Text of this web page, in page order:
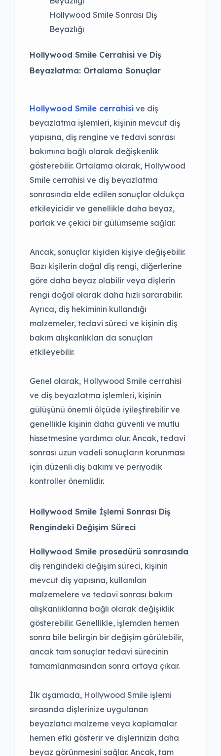
Hollywood Smile Sonrası Diş
Beyazlığı
Hollywood Smile Cerrahisi ve Diş
Beyazlatma: Ortalama Sonuçlar
Hollywood Smile cerrahisi ve diş
beyazlatma işlemleri, kişinin mevcut diş
yapısına, diş rengine ve tedavi sonrası
bakımına bağlı olarak değişkenlik
gösterebilir. Ortalama olarak, Hollywood
Smile cerrahisi ve diş beyazlatma
sonrasında elde edilen sonuçlar oldukça
etkileyicidir ve genellikle daha beyaz,
parlak ve çekici bir gülümseme sağlar.
Ancak, sonuçlar kişiden kişiye değişebilir.
Bazı kişilerin doğal diş rengi, diğerlerine
göre daha beyaz olabilir veya dişlerin
rengi doğal olarak daha hızlı sararabilir.
Ayrıca, diş hekiminin kullandığı
malzemeler, tedavi süreci ve kişinin diş
bakım alışkanlıkları da sonuçları
etkileyebilir.
Genel olarak, Hollywood Smile cerrahisi
ve diş beyazlatma işlemleri, kişinin
gülüşünü önemli ölçüde iyileştirebilir ve
genellikle kişinin daha güvenli ve mutlu
hissetmesine yardımcı olur. Ancak, tedavi
sonrası uzun vadeli sonuçların korunması
için düzenli diş bakımı ve periyodik
kontroller önemlidir.
Hollywood Smile İşlemi Sonrası Diş
Rengindeki Değişim Süreci
Hollywood Smile prosedürü sonrasında
diş rengindeki değişim süreci, kişinin
mevcut diş yapısına, kullanılan
malzemelere ve tedavi sonrası bakım
alışkanlıklarına bağlı olarak değişiklik
gösterebilir. Genellikle, işlemden hemen
sonra bile belirgin bir değişim görülebilir,
ancak tam sonuçlar tedavi sürecinin
tamamlanmasından sonra ortaya çıkar.
İlk aşamada, Hollywood Smile işlemi
sırasında dişlerinize uygulanan
beyazlatıcı malzeme veya kaplamalar
hemen etki gösterir ve dişlerinizin daha
beyaz görünmesini sağlar. Ancak, tam